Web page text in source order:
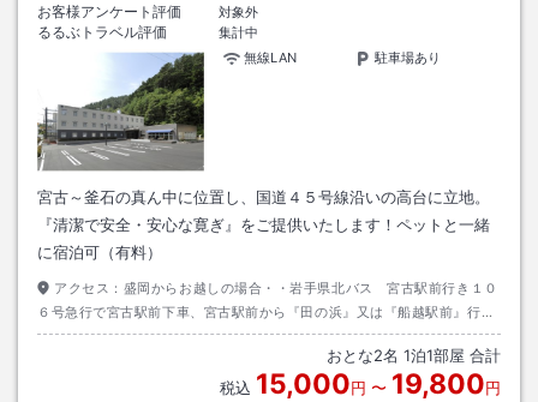
お客様アンケート評価
対象外
るるぶトラベル評価
集計中
無線LAN
駐車場あり
宮古～釜石の真ん中に位置し、国道４５号線沿いの高台に立地。
『清潔で安全・安心な寛ぎ』をご提供いたします！ペットと一緒
に宿泊可（有料）
アクセス： 盛岡からお越しの場合・・岩手県北バス 宮古駅前行き１０
６号急行で宮古駅前下車、宮古駅前から『田の浜』又は『船越駅前』行き
のバスに乗り換え、北長林停留所下車・・・徒歩約１分。
おとな2名 1泊1部屋 合計
税込 15,000円 〜 19,800円